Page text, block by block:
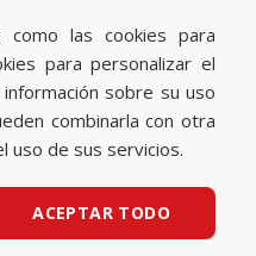
SPANISH
BASQUE
CATALAN
ENGLISH
como las cookies para
para personalizar el
sobre su uso
combinarla con otra
uso de sus servicios.
ACEPTAR TODO